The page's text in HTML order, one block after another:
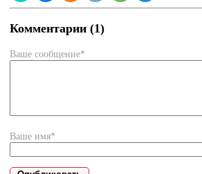
Комментарии (1)
Ваше сообщение*
Ваше имя*